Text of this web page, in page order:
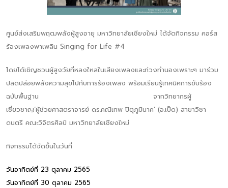
ศูนย์ส่งเสริมพฤฒพลังผู้สูงอายุ มหาวิทยาลัยเชียงใหม่ ได้จัดกิจกรรม คอร์ส
ร้องเพลงพาเพลิน Singing for Life #4
โดยได้เชิญชวนผู้สูงวัยที่หลงใหลในเสียงเพลงและท่วงทำนองเพราะๆ มาร่วม
ปลดปล่อยพลังความสุขไปกับการร้องเพลง พร้อมเรียนรู้เทคนิคการขับร้อง
ฉบับพื้นฐาน จากวิทยากรผู้
เชี่ยวชาญ‘ผู้ช่วยศาสตราจารย์ ดร.คณิเทพ ปิตุภูมินาค’ (อ.เป็ด) สาขาวิชา
ดนตรี คณะวิจิตรศิลป์ มหาวิทยาลัยเชียงใหม่
กิจกรรมได้จัดขึ้นในวันที่
วันอาทิตย์ที่ 23 ตุลาคม 2565
วันอาทิตย์ที่ 30 ตุลาคม 2565